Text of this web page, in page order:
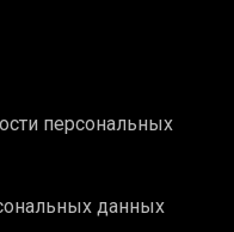
персональных
данных